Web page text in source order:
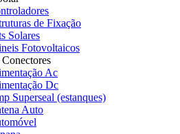
de Fixação
Solares
Fotovoltaicos
Ac
Dc
Superseal (estanques)
Auto